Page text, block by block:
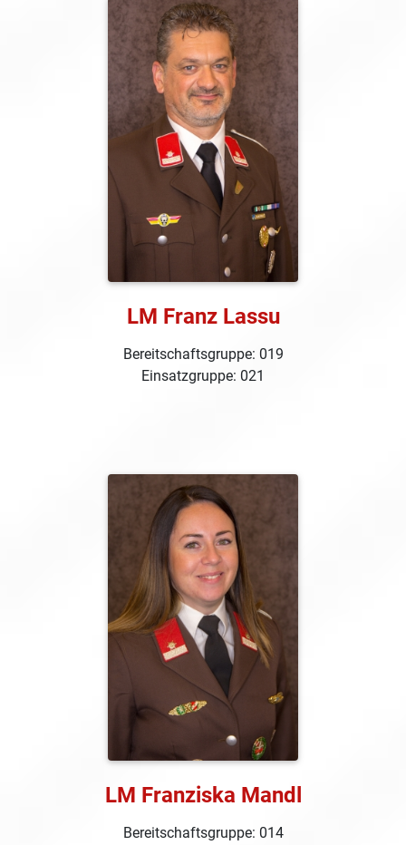
LM Franz Lassu
Bereitschaftsgruppe: 019
Einsatzgruppe: 021
LM Franziska Mandl
Bereitschaftsgruppe: 014